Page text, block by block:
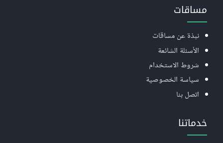
مساقات
نبذة عن مساقات
الأسئلة الشائعة
شروط الاستخدام
سياسة الخصوصية
اتصل بنا
خدماتنا